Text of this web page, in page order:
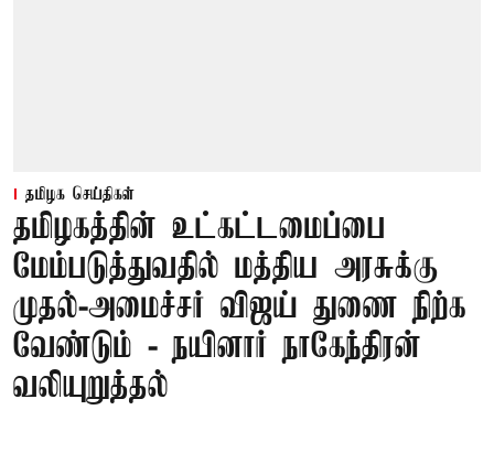
தமிழக செய்திகள்
தமிழகத்தின் உட்கட்டமைப்பை
மேம்படுத்துவதில் மத்திய அரசுக்கு
முதல்-அமைச்சர் விஜய் துணை நிற்க
வேண்டும் - நயினார் நாகேந்திரன்
வலியுறுத்தல்